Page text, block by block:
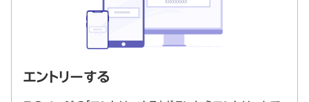
エントリーする